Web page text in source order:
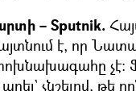
– Sputnik.
է, որ
չէ։
չնշելով, թե